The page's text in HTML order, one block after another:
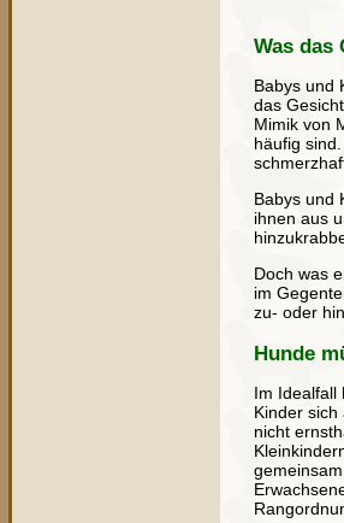
Was das
Babys und
das
Mimik von
häufig
Babys und
ihnen aus
Doch was
im
zu- oder
Hunde
Im Idealfall
Kinder
nicht